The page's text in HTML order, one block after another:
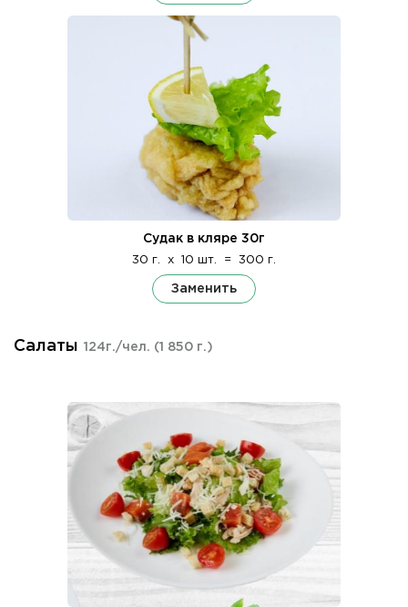
Судак в кляре 30г
30 г. x 10 шт. = 300 г.
Заменить
Салаты 124г./чел. (1 850 г.)